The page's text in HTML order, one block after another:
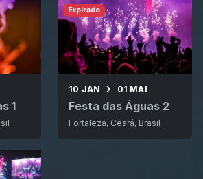
1
10 JAN 01 MAI
Festa das Águas 2
Fortaleza, Ceará, Brasil
Expirado